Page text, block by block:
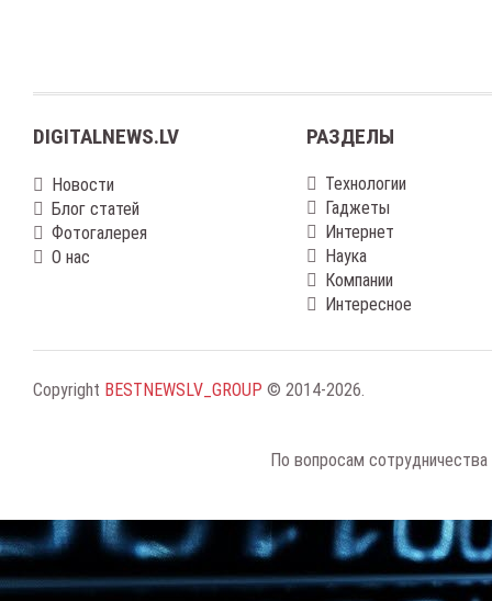
DIGITALNEWS.LV
Новости
Блог статей
Фотогалерея
О нас
РАЗДЕЛЫ
Технологии
Гаджеты
Интернет
Наука
Компании
Интересное
Copyright BESTNEWSLV_GROUP © 2014-2026.
По вопросам